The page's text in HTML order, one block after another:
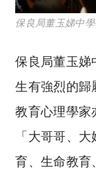
保良局董玉娣中
保良局董玉娣
生有強烈的歸
教育心理學家
「大哥哥、
育、生命教育